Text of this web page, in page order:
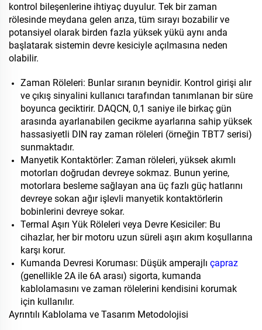
kontrol bileşenlerine ihtiyaç duyulur. Tek bir zaman
rölesinde meydana gelen arıza, tüm sırayı bozabilir ve
potansiyel olarak birden fazla yüksek yükü aynı anda
başlatarak sistemin devre kesiciyle açılmasına neden
olabilir.
Zaman Röleleri: Bunlar sıranın beynidir. Kontrol girişi alır
ve çıkış sinyalini kullanıcı tarafından tanımlanan bir süre
boyunca geciktirir. DAQCN, 0,1 saniye ile birkaç gün
arasında ayarlanabilen gecikme ayarlarına sahip yüksek
hassasiyetli DIN ray zaman röleleri (örneğin TBT7 serisi)
sunmaktadır.
Manyetik Kontaktörler: Zaman röleleri, yüksek akımlı
motorları doğrudan devreye sokmaz. Bunun yerine,
motorlara besleme sağlayan ana üç fazlı güç hatlarını
devreye sokan ağır işlevli manyetik kontaktörlerin
bobinlerini devreye sokar.
Termal Aşırı Yük Röleleri veya Devre Kesiciler: Bu
cihazlar, her bir motoru uzun süreli aşırı akım koşullarına
karşı korur.
Kumanda Devresi Koruması: Düşük amperajlı çapraz
(genellikle 2A ile 6A arası) sigorta, kumanda
kablolamasını ve zaman rölelerini kendisini korumak
için kullanılır.
Ayrıntılı Kablolama ve Tasarım Metodolojisi